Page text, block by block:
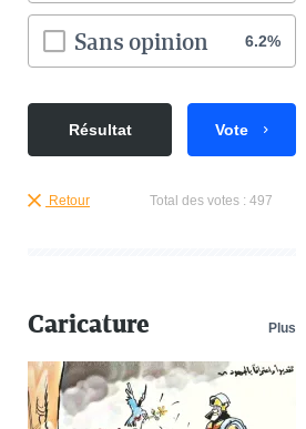
Sans opinion 6.2%
Résultat Vote
Retour Total des votes : 497
Caricature Plus